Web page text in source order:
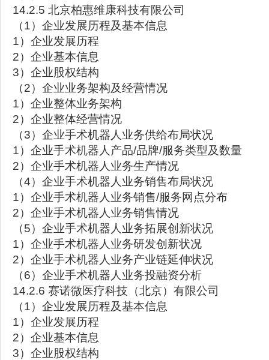
14.2.5 北京柏惠维康科技有限公司
（1）企业发展历程及基本信息
1）企业发展历程
2）企业基本信息
3）企业股权结构
（2）企业业务架构及经营情况
1）企业整体业务架构
2）企业整体经营情况
（3）企业手术机器人业务供给布局状况
1）企业手术机器人产品/品牌/服务类型及数量
2）企业手术机器人业务生产情况
（4）企业手术机器人业务销售布局状况
1）企业手术机器人业务销售/服务网点分布
2）企业手术机器人业务销售情况
（5）企业手术机器人业务拓展创新状况
1）企业手术机器人业务研发创新状况
2）企业手术机器人业务产业链延伸状况
（6）企业手术机器人业务投融资分析
14.2.6 赛诺微医疗科技（北京）有限公司
（1）企业发展历程及基本信息
1）企业发展历程
2）企业基本信息
3）企业股权结构